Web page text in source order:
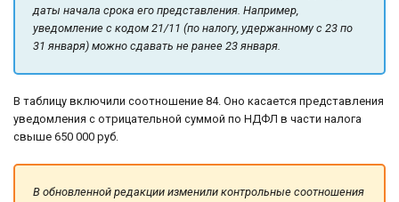
даты начала срока его представления. Например,
уведомление с кодом 21/11 (по налогу, удержанному с 23 по
31 января) можно сдавать не ранее 23 января.
В таблицу включили соотношение 84. Оно касается представления
уведомления с отрицательной суммой по НДФЛ в части налога
свыше 650 000 руб.
В обновленной редакции изменили контрольные соотношения